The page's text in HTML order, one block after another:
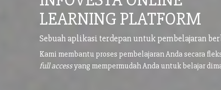
LEARNING PLATFORM
Sebuah aplikasi terdepan untuk pembelajaran
Kami membantu proses pembelajaran Anda secara
full accessyang mempermudah Anda untuk belajar